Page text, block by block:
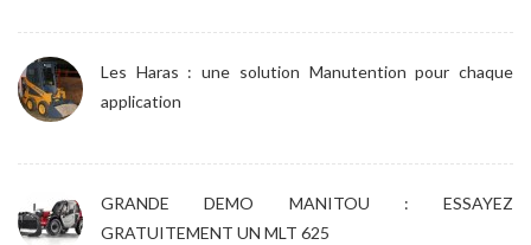
Les Haras : une solution Manutention pour chaque
application
GRANDE DEMO MANITOU : ESSAYEZ
GRATUITEMENT UN MLT 625